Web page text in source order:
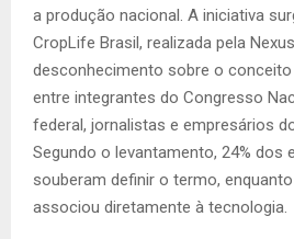
a produção nacional. A iniciativa
CropLife Brasil, realizada pela
desconhecimento sobre o
entre integrantes do Congresso
federal, jornalistas e empresários
Segundo o levantamento, 24% dos
souberam definir o termo,
associou diretamente à tecnologia.